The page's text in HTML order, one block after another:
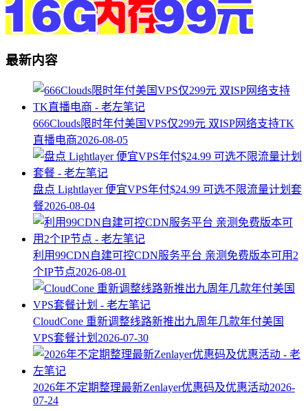
最新内容
666Clouds限时年付美国VPS仅299元 双ISP网络支持TK
直播电商2026-08-05
盘点 Lightlayer 便宜VPS年付$24.99 可选不限流量计划套
餐2026-08-04
利用99CDN自建可控CDN服务平台 亲测免费版本可用2
个IP节点2026-08-01
CloudCone 重新调整线路新推出九周年几款年付美国
VPS套餐计划 2026-07-30
2026年不定期整理最新Zenlayer优惠码及优惠活动2026-
07-24